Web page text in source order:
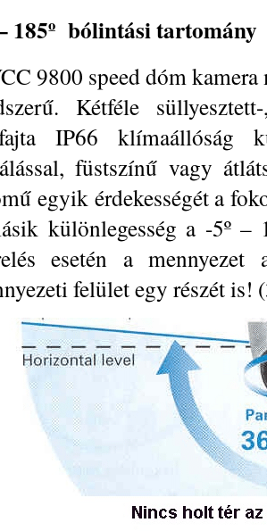
185º bólintási tartomány
9800 speed dóm
Kétféle
IP66 klímaállóság
füstszínű vagy
egyik érdekességét a
különlegesség a -5º
esetén a
felület egy részét is!